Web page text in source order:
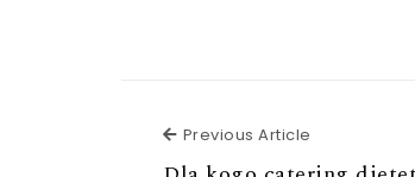
Previous Article